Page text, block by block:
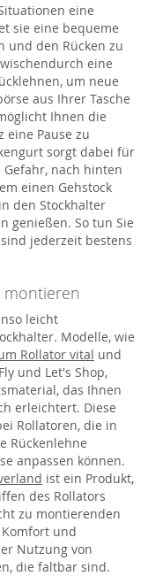
eine
sie eine bequeme
und den Rücken zu
eine
um neue
aus Ihrer Tasche
Ihnen die
eine Pause zu
sorgt dabei für
nach hinten
einen Gehstock
den Stockhalter
genießen. So tun Sie
jederzeit bestens
montieren
leicht
Modelle, wie
Rollator vital und
und Let's Shop,
das Ihnen
erleichtert. Diese
Rollatoren, die in
Rückenlehne
anpassen können.
ist ein Produkt,
des Rollators
zu montierenden
und
Nutzung von
die faltbar sind.